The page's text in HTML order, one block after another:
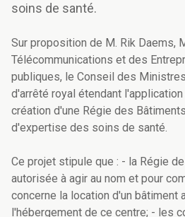
soins de santé.
Sur proposition de M. Rik Daems,
Télécommunications et des
publiques, le Conseil des
d'arrêté royal étendant
création d'une Régie des
d'expertise des soins de santé.
Ce projet stipule que : - la Régie
autorisée à agir au nom et pour
concerne la location d'un bâtiment
l'hébergement de ce centre; - les